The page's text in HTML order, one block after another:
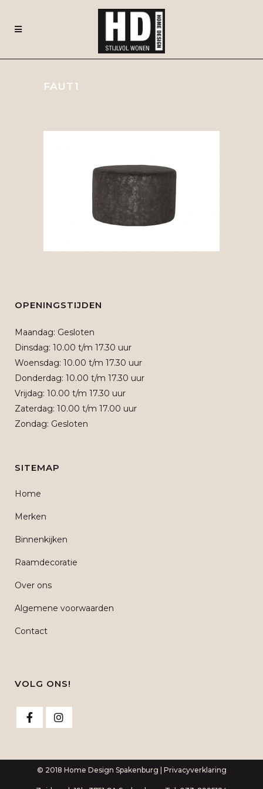
FAUT1
OPENINGSTIJDEN
Maandag: Gesloten
Dinsdag: 10.00 t/m 17.30 uur
Woensdag: 10.00 t/m 17.30 uur
Donderdag: 10.00 t/m 17.30 uur
Vrijdag: 10.00 t/m 17.30 uur
Zaterdag: 10.00 t/m 17.00 uur
Zondag: Gesloten
SITEMAP
Home
Merken
Binnenkijken
Raamdecoratie
Over ons
Algemene voorwaarden
Contact
VOLG ONS!
© 2018 Home Design Spakenburg | Privacyverklaring